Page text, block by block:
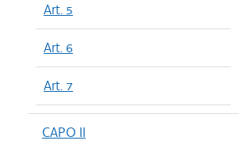
Art. 5
Art. 6
Art. 7
CAPO II